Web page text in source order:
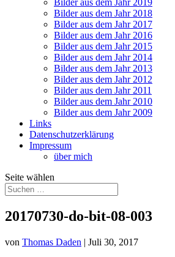
Bilder aus dem Jahr 2019
Bilder aus dem Jahr 2018
Bilder aus dem Jahr 2017
Bilder aus dem Jahr 2016
Bilder aus dem Jahr 2015
Bilder aus dem Jahr 2014
Bilder aus dem Jahr 2013
Bilder aus dem Jahr 2012
Bilder aus dem Jahr 2011
Bilder aus dem Jahr 2010
Bilder aus dem Jahr 2009
Links
Datenschutzerklärung
Impressum
über mich
Seite wählen
20170730-do-bit-08-003
von Thomas Daden | Juli 30, 2017